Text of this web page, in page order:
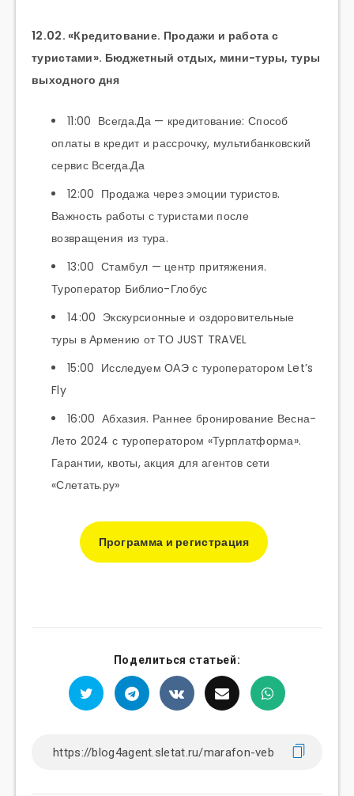
12.02. «Кредитование. Продажи и работа с
туристами». Бюджетный отдых, мини-туры, туры
выходного дня
11:00 Всегда.Да — кредитование: Способ
оплаты в кредит и рассрочку, мультибанковский
сервис Всегда.Да
12:00 Продажа через эмоции туристов.
Важность работы с туристами после
возвращения из тура.
13:00 Стамбул — центр притяжения.
Туроператор Библио-Глобус
14:00 Экскурсионные и оздоровительные
туры в Армению от ТО JUST TRAVEL
15:00 Исследуем ОАЭ с туроператором Let’s
Fly
16:00 Абхазия. Раннее бронирование Весна-
Лето 2024 с туроператором «Турплатформа».
Гарантии, квоты, акция для агентов сети
«Слетать.ру»
Программа и регистрация
Поделиться статьей: